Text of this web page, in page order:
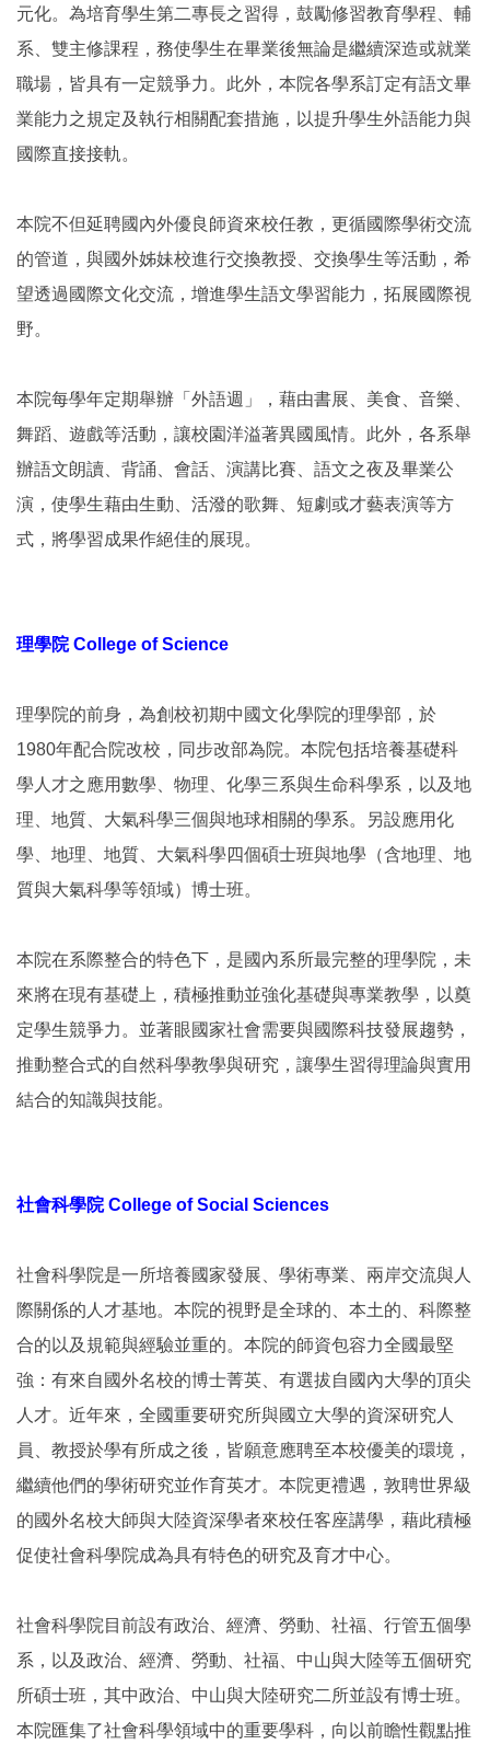
元化。為培育學生第二專長之習得，鼓勵修習教育學程、輔
系、雙主修課程，務使學生在畢業後無論是繼續深造或就業
職場，皆具有一定競爭力。此外，本院各學系訂定有語文畢
業能力之規定及執行相關配套措施，以提升學生外語能力與
國際直接接軌。
本院不但延聘國內外優良師資來校任教，更循國際學術交流
的管道，與國外姊妹校進行交換教授、交換學生等活動，希
望透過國際文化交流，增進學生語文學習能力，拓展國際視
野。
本院每學年定期舉辦「外語週」，藉由書展、美食、音樂、
舞蹈、遊戲等活動，讓校園洋溢著異國風情。此外，各系舉
辦語文朗讀、背誦、會話、演講比賽、語文之夜及畢業公
演，使學生藉由生動、活潑的歌舞、短劇或才藝表演等方
式，將學習成果作絕佳的展現。
理學院 College of Science
理學院的前身，為創校初期中國文化學院的理學部，於
1980年配合院改校，同步改部為院。本院包括培養基礎科
學人才之應用數學、物理、化學三系與生命科學系，以及地
理、地質、大氣科學三個與地球相關的學系。另設應用化
學、地理、地質、大氣科學四個碩士班與地學（含地理、地
質與大氣科學等領域）博士班。
本院在系際整合的特色下，是國內系所最完整的理學院，未
來將在現有基礎上，積極推動並強化基礎與專業教學，以奠
定學生競爭力。並著眼國家社會需要與國際科技發展趨勢，
推動整合式的自然科學教學與研究，讓學生習得理論與實用
結合的知識與技能。
社會科學院 College of Social Sciences
社會科學院是一所培養國家發展、學術專業、兩岸交流與人
際關係的人才基地。本院的視野是全球的、本土的、科際整
合的以及規範與經驗並重的。本院的師資包容力全國最堅
強：有來自國外名校的博士菁英、有選拔自國內大學的頂尖
人才。近年來，全國重要研究所與國立大學的資深研究人
員、教授於學有所成之後，皆願意應聘至本校優美的環境，
繼續他們的學術研究並作育英才。本院更禮遇，敦聘世界級
的國外名校大師與大陸資深學者來校任客座講學，藉此積極
促使社會科學院成為具有特色的研究及育才中心。
社會科學院目前設有政治、經濟、勞動、社福、行管五個學
系，以及政治、經濟、勞動、社福、中山與大陸等五個研究
所碩士班，其中政治、中山與大陸研究二所並設有博士班。
本院匯集了社會科學領域中的重要學科，向以前瞻性觀點推